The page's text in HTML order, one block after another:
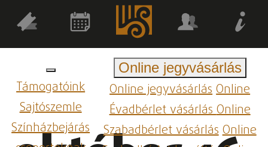
Támogatóink
Sajtószemle
Színházbejárás
Online jegyvásárlás
Online jegyvásárlásOnline
Évadbérlet vásárlásOnline
Szabadbérlet vásárlásOnline